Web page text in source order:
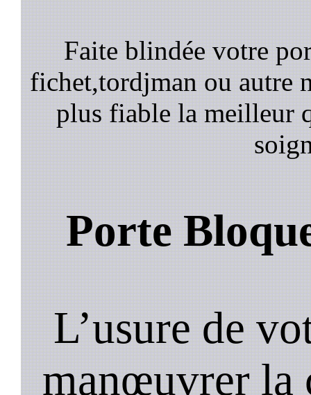
Faite blindée votre
fichet,tordjman ou autre
plus fiable la meilleur
Porte
L’usure de
manœuvrer la